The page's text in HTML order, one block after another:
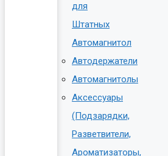
для
Штатных
Автомагнитол
Автодержатели
Автомагнитолы
Аксессуары
(Подзарядки,
Разветвители,
Ароматизаторы,